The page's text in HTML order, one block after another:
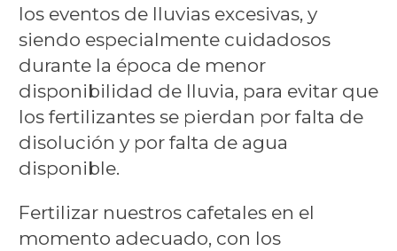
los eventos de lluvias excesivas, y
siendo especialmente cuidadosos
durante la época de menor
disponibilidad de lluvia, para evitar que
los fertilizantes se pierdan por falta de
disolución y por falta de agua
disponible.
Fertilizar nuestros cafetales en el
momento adecuado, con los